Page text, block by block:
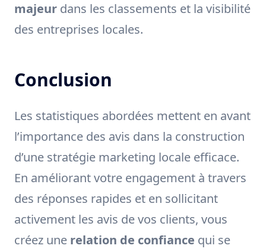
majeur dans les classements et la visibilité
des entreprises locales.
Conclusion
Les statistiques abordées mettent en avant
l’importance des avis dans la construction
d’une stratégie marketing locale efficace.
En améliorant votre engagement à travers
des réponses rapides et en sollicitant
activement les avis de vos clients, vous
créez une relation de confiance qui se